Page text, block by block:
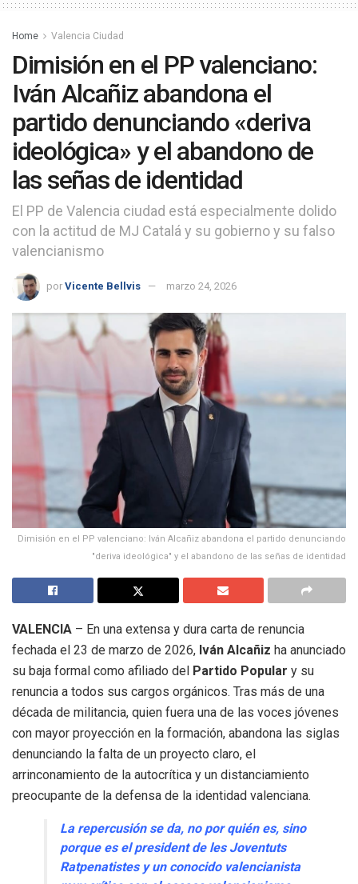
Home Valencia Ciudad
Dimisión en el PP valenciano:
Iván Alcañiz abandona el
partido denunciando «deriva
ideológica» y el abandono de
las señas de identidad
El PP de Valencia ciudad está especialmente dolido
con la actitud de MJ Catalá y su gobierno y su falso
valencianismo
por Vicente Bellvis marzo 24, 2026
Dimisión en el PP valenciano: Iván Alcañiz abandona el partido denunciando
"deriva ideológica" y el abandono de las señas de identidad
VALENCIA – En una extensa y dura carta de renuncia
fechada el 23 de marzo de 2026, Iván Alcañiz ha anunciado
su baja formal como afiliado del Partido Popular y su
renuncia a todos sus cargos orgánicos. Tras más de una
década de militancia, quien fuera una de las voces jóvenes
con mayor proyección en la formación, abandona las siglas
denunciando la falta de un proyecto claro, el
arrinconamiento de la autocrítica y un distanciamiento
preocupante de la defensa de la identidad valenciana.
La repercusión se da, no por quién es, sino
porque es el president de les Joventuts
Ratpenatistes y un conocido valencianista